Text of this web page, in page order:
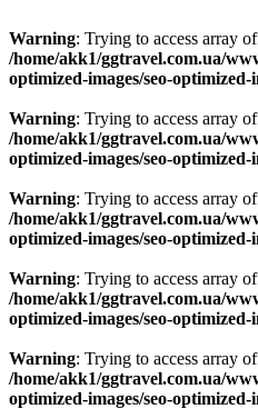
Warning: Trying to access array
/home/akk1/ggtravel.com.ua/
optimized-images/seo-optimized-
Warning: Trying to access array
/home/akk1/ggtravel.com.ua/
optimized-images/seo-optimized-
Warning: Trying to access array
/home/akk1/ggtravel.com.ua/
optimized-images/seo-optimized-
Warning: Trying to access array
/home/akk1/ggtravel.com.ua/
optimized-images/seo-optimized-
Warning: Trying to access array
/home/akk1/ggtravel.com.ua/
optimized-images/seo-optimized-